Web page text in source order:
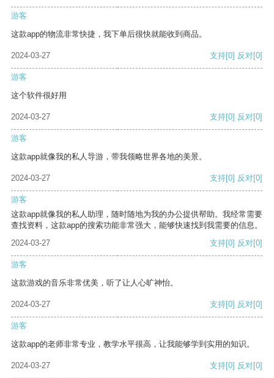
游客
这款app的物流非常快捷，我下单后很快就能收到商品。
2024-03-27 支持[0] 反对[0]
游客
这个软件很好用
2024-03-27 支持[0] 反对[0]
游客
这款app就像我的私人导游，带我领略世界各地的美景。
2024-03-27 支持[0] 反对[0]
游客
这款app就像我的私人助理，随时随地为我的办公提供帮助。我经常需要
查找资料，这款app的搜索功能非常强大，能够快速找到我需要的信息。
2024-03-27
支持[0] 反对[0]
游客
这款游戏的音乐非常优美，听了让人心旷神怡。
2024-03-27 支持[0] 反对[0]
游客
这款app的老师非常专业，教学水平很高，让我能够学到实用的知识。
2024-03-27 支持[0] 反对[0]